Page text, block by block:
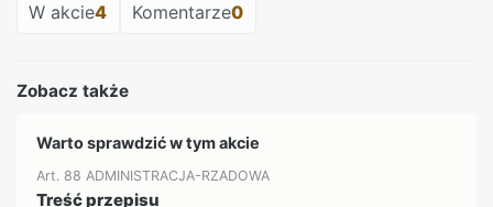
W akcie4 Komentarze0
Zobacz także
Warto sprawdzić w tym akcie
Art. 88 ADMINISTRACJA-RZADOWA
Treść przepisu